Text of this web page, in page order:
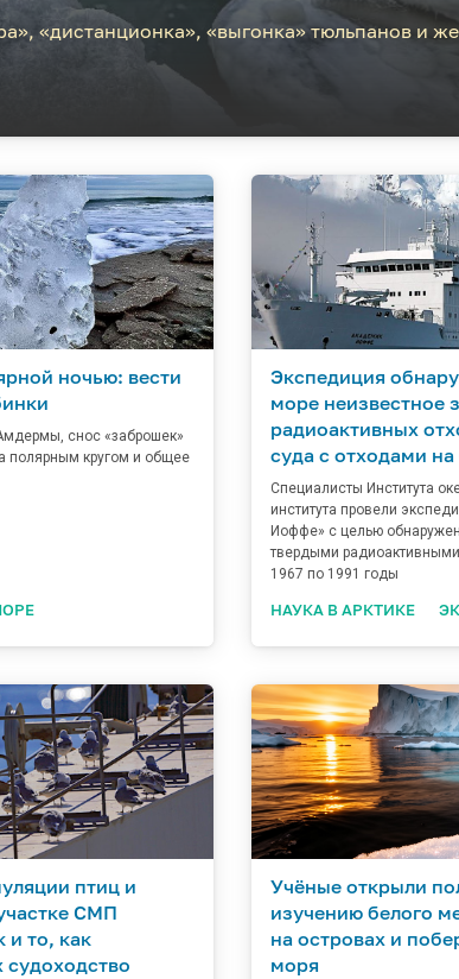
«дистанционка», «выгонка» тюльпанов и
ночью: вести
снос «заброшек»
полярным кругом и общее
Экспедиция
море неизвестное
радиоактивных
суда с отходами на
Специалисты Института
института провели
Иоффе» с целью
твердыми
1967 по 1991 годы
НАУКА В АРКТИКЕ
птиц и
СМП
и то, как
судоходство
Учёные открыли
изучению белого
на островах и
моря